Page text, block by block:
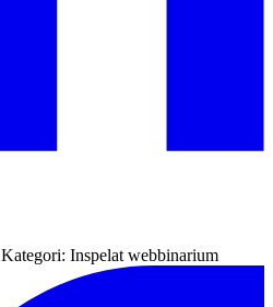
Kategori: Inspelat webbinarium